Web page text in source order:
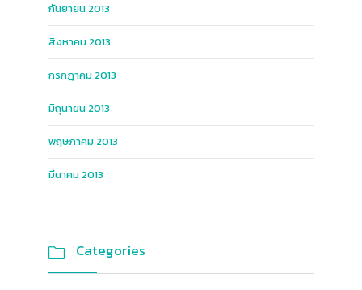
กันยายน 2013
สิงหาคม 2013
กรกฎาคม 2013
มิถุนายน 2013
พฤษภาคม 2013
มีนาคม 2013
 Categories